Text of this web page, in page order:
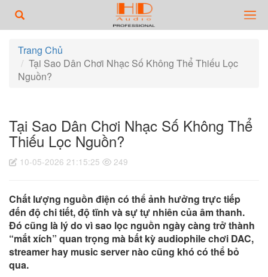
Trang Chủ
Tại Sao Dân Chơi Nhạc Số Không Thể Thiếu Lọc
Nguồn?
Tại Sao Dân Chơi Nhạc Số Không Thể
Thiếu Lọc Nguồn?
10-05-2026 21:15:25 249
Chất lượng nguồn điện có thể ảnh hưởng trực tiếp
đến độ chi tiết, độ tĩnh và sự tự nhiên của âm thanh.
Đó cũng là lý do vì sao lọc nguồn ngày càng trở thành
“mắt xích” quan trọng mà bất kỳ audiophile chơi DAC,
streamer hay music server nào cũng khó có thể bỏ
qua.